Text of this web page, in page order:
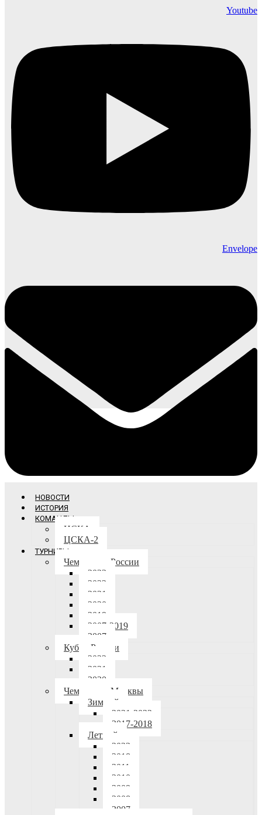
Youtube
Envelope
НОВОСТИ
ИСТОРИЯ
КОМАНДЫ
ЦСКА
ЦСКА-2
ТУРНИРЫ
Чемпионат России
2023
2022
2021
2020
2019
2007-2019
2007
Кубок России
2022
2021
2020
Чемпионат Москвы
Зимний
2021-2022
2017-2018
Летний
2023
2018
2011
2010
2009
2008
2007